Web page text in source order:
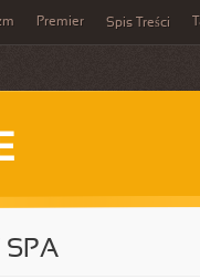
Premier Spis Treści
SPA